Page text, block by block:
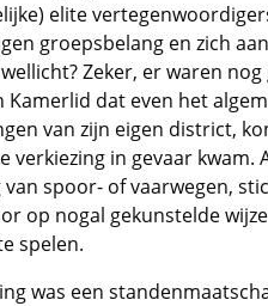
elite
groepsbelang en zich
Zeker, er waren
dat even het
van zijn eigen district,
verkiezing in gevaar kwam.
spoor- of vaarwegen,
op nogal gekunstelde
spelen.
was een